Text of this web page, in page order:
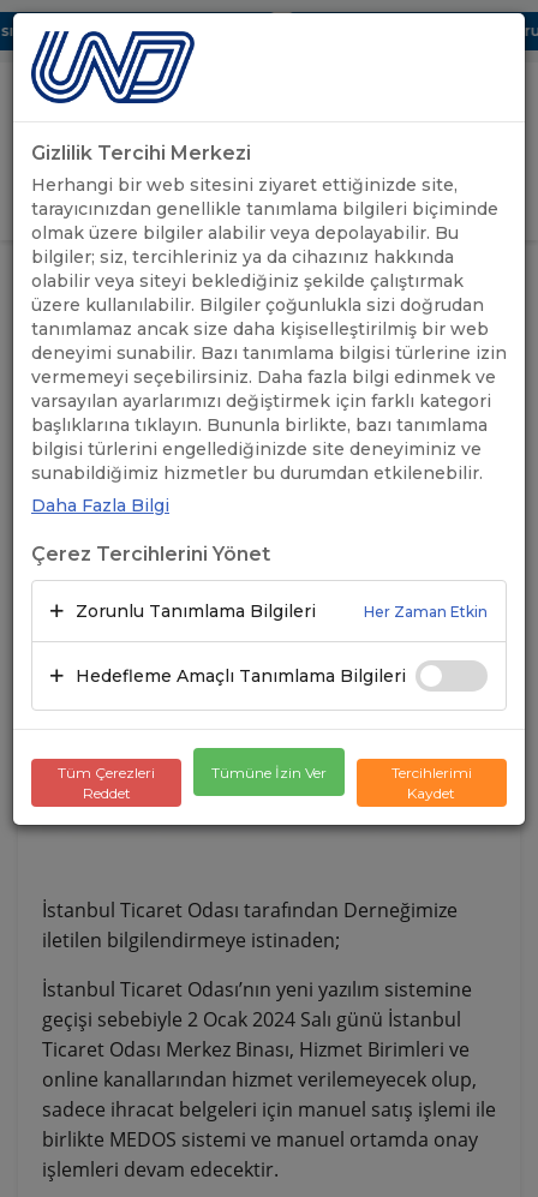
Dijital UBAK Bölümü Hakkında UND, Yunanistan Vize
Uluslararası Nakliyeciler Derneği
GİRİŞ YAP
ANASAYFA /
ÖNEMLİ
DUYURULAR
/
İSTANBUL TİCARET ODASI’NIN
YENİ YAZILIM SİSTEMİNE GEÇİŞİ
HAKKINDA BİLGİLENDİRME
İSTANBUL TİCARET
ODASI’NIN YENİ YAZILIM
SİSTEMİNE GEÇİŞİ
HAKKINDA BİLGİLENDİRME
İstanbul Ticaret Odası tarafından Derneğimize
iletilen bilgilendirmeye istinaden;
İstanbul Ticaret Odası’nın yeni yazılım sistemine
geçişi sebebiyle 2 Ocak 2024 Salı günü İstanbul
Ticaret Odası Merkez Binası, Hizmet Birimleri ve
online kanallarından hizmet verilemeyecek olup,
sadece ihracat belgeleri için manuel satış işlemi ile
birlikte MEDOS sistemi ve manuel ortamda onay
işlemleri devam edecektir.
Gizlilik Tercihi Merkezi
Herhangi bir web sitesini ziyaret ettiğinizde site,
tarayıcınızdan genellikle tanımlama bilgileri biçiminde
olmak üzere bilgiler alabilir veya depolayabilir. Bu
bilgiler; siz, tercihleriniz ya da cihazınız hakkında
olabilir veya siteyi beklediğiniz şekilde çalıştırmak
üzere kullanılabilir. Bilgiler çoğunlukla sizi doğrudan
tanımlamaz ancak size daha kişiselleştirilmiş bir web
deneyimi sunabilir. Bazı tanımlama bilgisi türlerine izin
vermemeyi seçebilirsiniz. Daha fazla bilgi edinmek ve
varsayılan ayarlarımızı değiştirmek için farklı kategori
başlıklarına tıklayın. Bununla birlikte, bazı tanımlama
bilgisi türlerini engellediğinizde site deneyiminiz ve
sunabildiğimiz hizmetler bu durumdan etkilenebilir.
Daha Fazla Bilgi
Çerez Tercihlerini Yönet
Zorunlu Tanımlama Bilgileri Her Zaman Etkin
Hedefleme Amaçlı Tanımlama Bilgileri
Tüm Çerezleri
Reddet
Tümüne İzin Ver
Tercihlerimi
Kaydet